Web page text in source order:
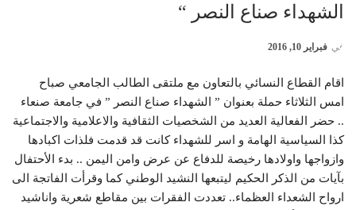
الشهداء صناع النصر “
في فبراير 10, 2016
اقام القطاع النسائي بالتعاون مع ملتقى الطالب الجامعي صباح
امس الثلاثاء حملة بعنوان ” الشهداء صناع النصر ” في جامعة صنعاء
.. حضر الفعالية العديد من الشخصيات الثقافية والاعلامية والاجتماعية
كذا السياسية الهامة و اسر للشهداء كانت قد قدمت فلذات اكبادها
وازواجها واولادها رخيصة للدفاع عن عرض وامن اليمن .. بدء الأحتفال
بآيات من الذكر الحكيم ليتبعها النشيد الوطني كما وقرأت الفاتجة الى
ارواح الشعداء العظماء.. تعددت الفقرات بين مقاطع شعرية واناشيد